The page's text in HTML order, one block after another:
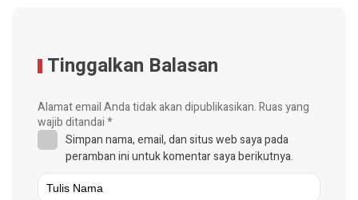
Tinggalkan Balasan
Alamat email Anda tidak akan dipublikasikan.Ruas yang
wajib ditandai*
Simpan nama, email, dan situs web saya pada
peramban ini untuk komentar saya berikutnya.